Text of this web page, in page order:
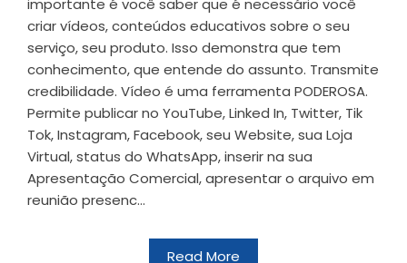
importante é você saber que é necessário você
criar vídeos, conteúdos educativos sobre o seu
serviço, seu produto. Isso demonstra que tem
conhecimento, que entende do assunto. Transmite
credibilidade. Vídeo é uma ferramenta PODEROSA.
Permite publicar no YouTube, Linked In, Twitter, Tik
Tok, Instagram, Facebook, seu Website, sua Loja
Virtual, status do WhatsApp, inserir na sua
Apresentação Comercial, apresentar o arquivo em
reunião presenc...
Read More